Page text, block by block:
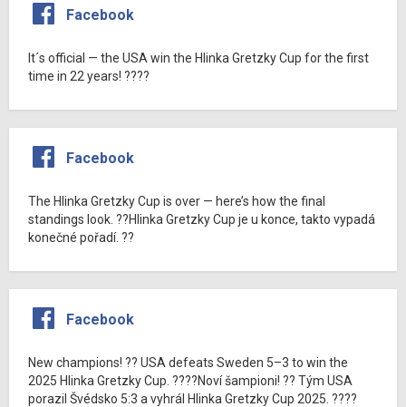
Facebook
It´s official — the USA win the Hlinka Gretzky Cup for the first
time in 22 years! ????
Facebook
The Hlinka Gretzky Cup is over — here’s how the final
standings look. ??Hlinka Gretzky Cup je u konce, takto vypadá
konečné pořadí. ??
Facebook
New champions! ?? USA defeats Sweden 5–3 to win the
2025 Hlinka Gretzky Cup. ????Noví šampioni! ?? Tým USA
porazil Švédsko 5:3 a vyhrál Hlinka Gretzky Cup 2025. ????